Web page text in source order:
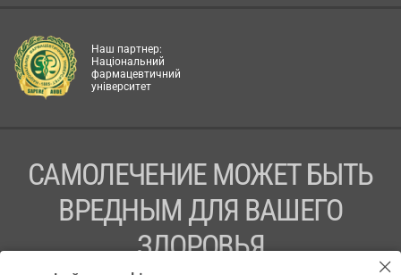
Наш партнер:
Національний
фармацевтичний
університет
САМОЛЕЧЕНИЕ МОЖЕТ БЫТЬ
ВРЕДНЫМ ДЛЯ ВАШЕГО
ЗДОРОВЬЯ